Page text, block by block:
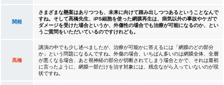
関根
さまざまな懸案はありつつも、未来に向けて踏み出しつつあるということなんで
すね。そして髙橋先生、iPS細胞を使った網膜再生は、病気以外の事故やケガで
ダメージを受けた場合というか、外傷性の場合でも治療が可能になるのか、とい
うご質問をいただいているのですけれども。
髙橋
講演の中でも少し述べましたが、治療が可能かに答えるには「網膜のどの部分
か」という問題になるんですね。外傷の場合、いちばん多いのは網膜全体、全層
が悪くなる場合、あと視神経の部分が切断されてしまう場合とかで、それは最初
に言ったように、網膜一部だけを治す対象には、残念ながら入っていないのが現
状ですね。